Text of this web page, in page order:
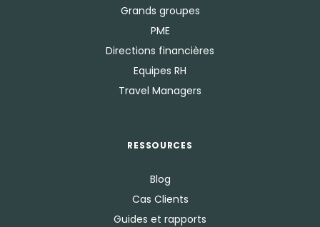
Grands groupes
PME
Directions financières
Equipes RH
Travel Managers
RESSOURCES
Blog
Cas Clients
Guides et rapports